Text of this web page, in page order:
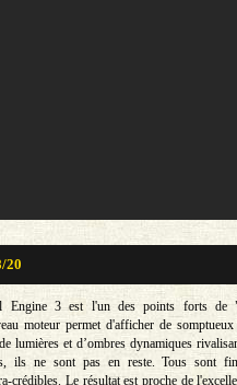
20
Engine 3 est l'un des points forts de
moteur permet d'afficher de
lumières et d’ombres dynamiques
ils ne sont pas en reste. Tous sont
crédibles. Le résultat est proche de